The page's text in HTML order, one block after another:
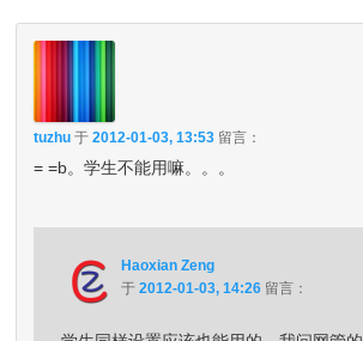
tuzhu 于2012-01-03, 13:53 留言：
= =b。学生不能用嘛。。。
Haoxian Zeng
于2012-01-03, 14:26 留言：